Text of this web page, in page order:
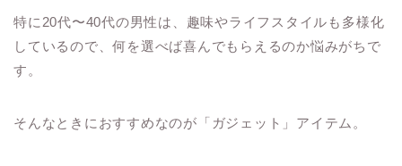
特に20代〜40代の男性は、趣味やライフスタイルも多様化
しているので、何を選べば喜んでもらえるのか悩みがちで
す。
そんなときにおすすめなのが「ガジェット」アイテム。